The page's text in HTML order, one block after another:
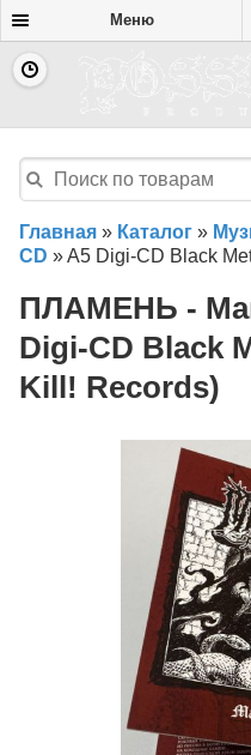
Меню
Главная » Каталог »
CD »A5 Digi-CD Black
ПЛАМЕНЬ -
Digi-CD Black
Kill! Records)